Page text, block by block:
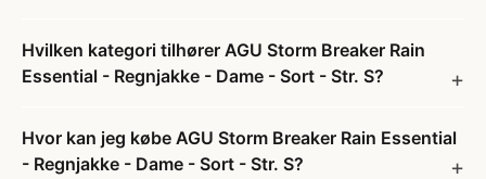
Hvilken kategori tilhører AGU Storm Breaker Rain
Essential - Regnjakke - Dame - Sort - Str. S?
Hvor kan jeg købe AGU Storm Breaker Rain Essential
- Regnjakke - Dame - Sort - Str. S?